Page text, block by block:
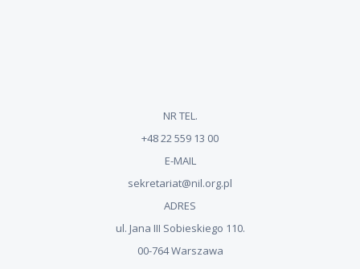
NR TEL.
+48 22 559 13 00
E-MAIL
sekretariat@nil.org.pl
ADRES
ul. Jana III Sobieskiego 110.
00-764 Warszawa